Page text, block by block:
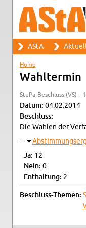
Search form
Search
Main menu
AStA
You are here
Home
Wahlter­min
StuPa-Beschluss (VS) –
Datum: 04.02.2014
Beschluss:
Die Wahlen der
Hide
Ja: 12
Nein: 0
En­thal­tung: 2
Beschluss-The­men: